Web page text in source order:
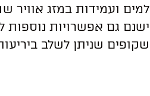
למים ועמידות במזג אוויר
ישנם גם אפשרויות נוספות
שקופים שניתן לשלב